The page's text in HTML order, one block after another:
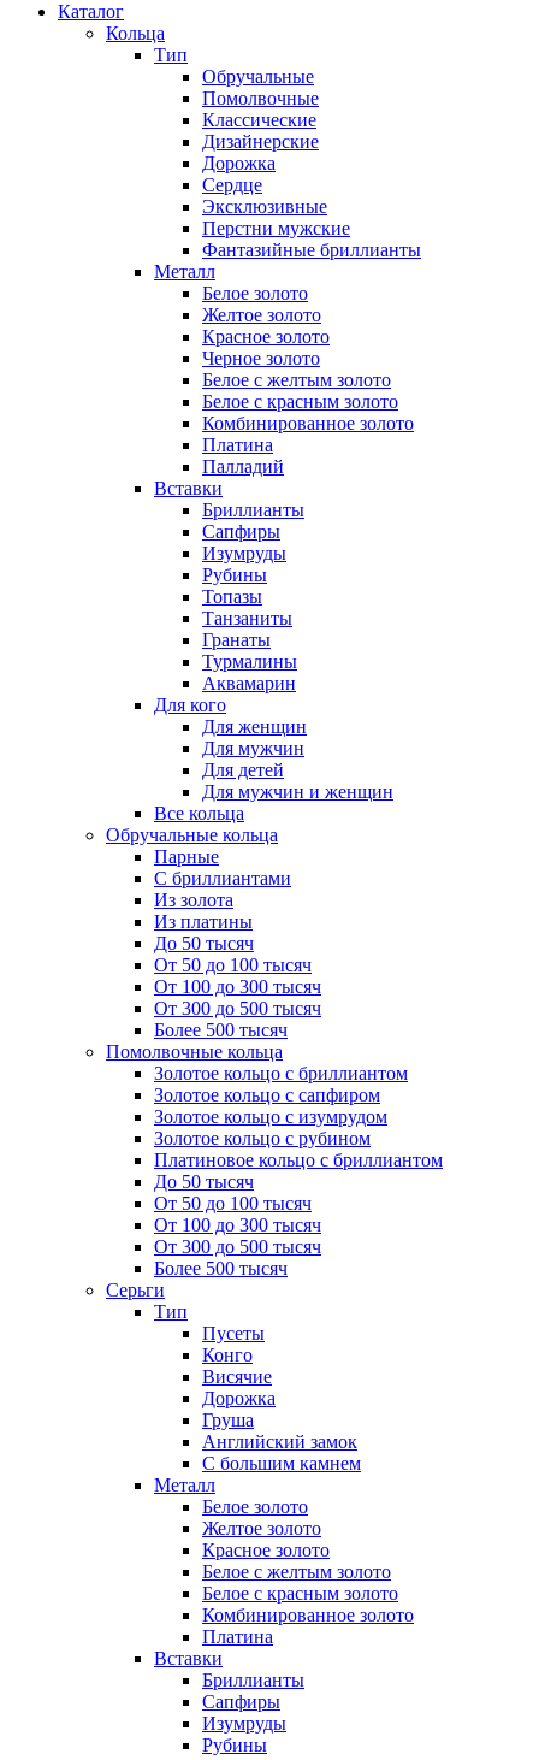
Каталог
Кольца
Тип
Обручальные
Помолвочные
Классические
Дизайнерские
Дорожка
Сердце
Эксклюзивные
Перстни мужские
Фантазийные бриллианты
Металл
Белое золото
Желтое золото
Красное золото
Черное золото
Белое с желтым золото
Белое с красным золото
Комбинированное золото
Платина
Палладий
Вставки
Бриллианты
Сапфиры
Изумруды
Рубины
Топазы
Танзаниты
Гранаты
Турмалины
Аквамарин
Для кого
Для женщин
Для мужчин
Для детей
Для мужчин и женщин
Все кольца
Обручальные кольца
Парные
С бриллиантами
Из золота
Из платины
До 50 тысяч
От 50 до 100 тысяч
От 100 до 300 тысяч
От 300 до 500 тысяч
Более 500 тысяч
Помолвочные кольца
Золотое кольцо с бриллиантом
Золотое кольцо с сапфиром
Золотое кольцо с изумрудом
Золотое кольцо с рубином
Платиновое кольцо с бриллиантом
До 50 тысяч
От 50 до 100 тысяч
От 100 до 300 тысяч
От 300 до 500 тысяч
Более 500 тысяч
Серьги
Тип
Пусеты
Конго
Висячие
Дорожка
Груша
Английский замок
С большим камнем
Металл
Белое золото
Желтое золото
Красное золото
Белое с желтым золото
Белое с красным золото
Комбинированное золото
Платина
Вставки
Бриллианты
Сапфиры
Изумруды
Рубины